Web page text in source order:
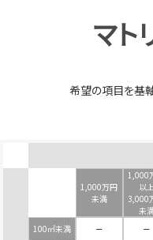
マト
希望の項目を基
1,000万円
未満
1,000
以上
3,000
未
100㎡未満 － －